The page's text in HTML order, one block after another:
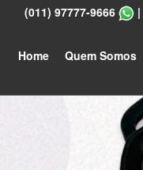
(011) 97777-9666 |
Home Quem Somos